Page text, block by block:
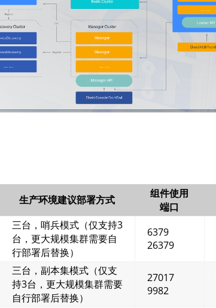
生产环境建议部署方式
组件使用
端口
三台，哨兵模式（仅支持3
台，更大规模集群需要自
行部署后替换）
6379
26379
三台，副本集模式（仅支
持3台，更大规模集群需要
自行部署后替换）
27017
9982